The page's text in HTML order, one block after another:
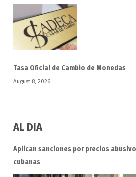
Tasa Oficial de Cambio de Monedas
August 8, 2026
AL DIA
Aplican sanciones por precios
cubanas